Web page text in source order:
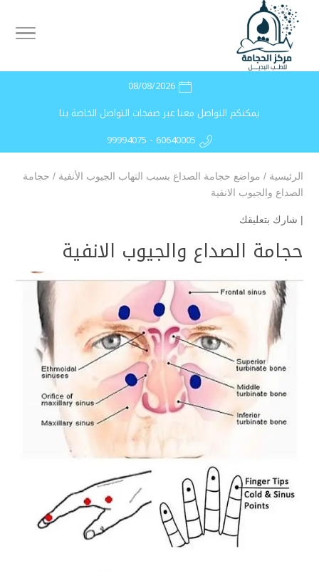
08/08/2026
يمكنكم التواصل معنا عبر صفحات التواصل الخاصة بنا
99994075 - 60640005
الرئيسية / مواضع حجامة الصداع بسبب التهاب الجيوب الأنفية / حجامة
الصداع والجيوب الانفية
| شارك بتعليقك
حجامة الصداع والجيوب الانفية